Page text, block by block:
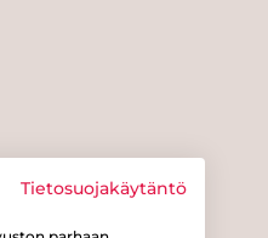
Tietosuojakäytäntö